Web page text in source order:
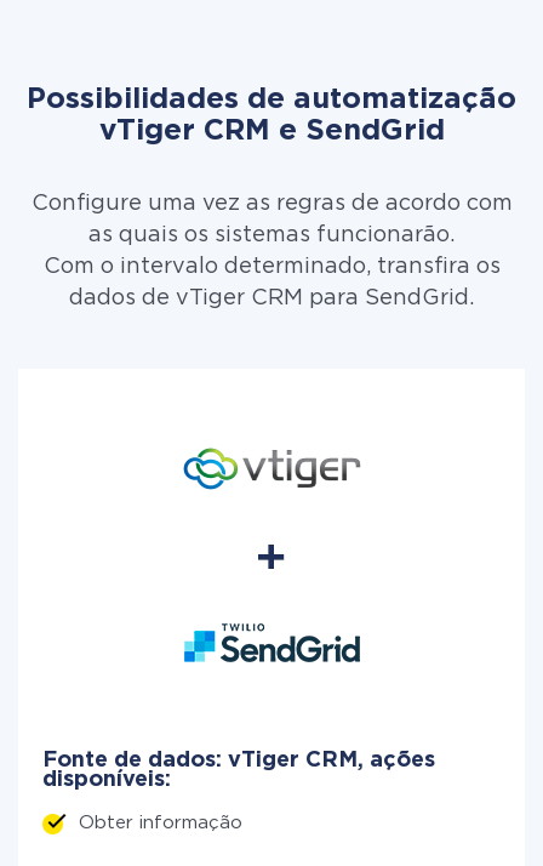
Possibilidades de automatização
vTiger CRM e SendGrid
Configure uma vez as regras de acordo com
as quais os sistemas funcionarão.
Com o intervalo determinado, transfira os
dados de vTiger CRM para SendGrid.
Fonte de dados: vTiger CRM, ações
disponíveis:
Obter informação